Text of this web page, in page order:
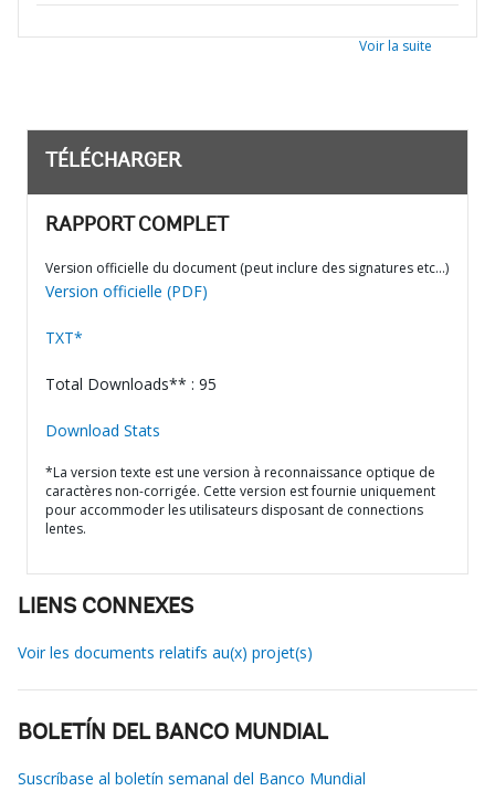
Voir la suite
TÉLÉCHARGER
RAPPORT COMPLET
Version officielle du document (peut inclure des signatures etc…)
Version officielle (PDF)
TXT*
Total Downloads** : 95
Download Stats
*La version texte est une version à reconnaissance optique de
caractères non-corrigée. Cette version est fournie uniquement
pour accommoder les utilisateurs disposant de connections
lentes.
LIENS CONNEXES
Voir les documents relatifs au(x) projet(s)
BOLETÍN DEL BANCO MUNDIAL
Suscríbase al boletín semanal del Banco Mundial